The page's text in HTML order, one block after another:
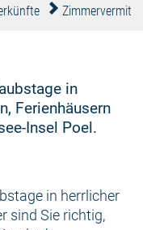
in
Ferienhäusern
Insel Poel.
in herrlicher
sind Sie richtig,